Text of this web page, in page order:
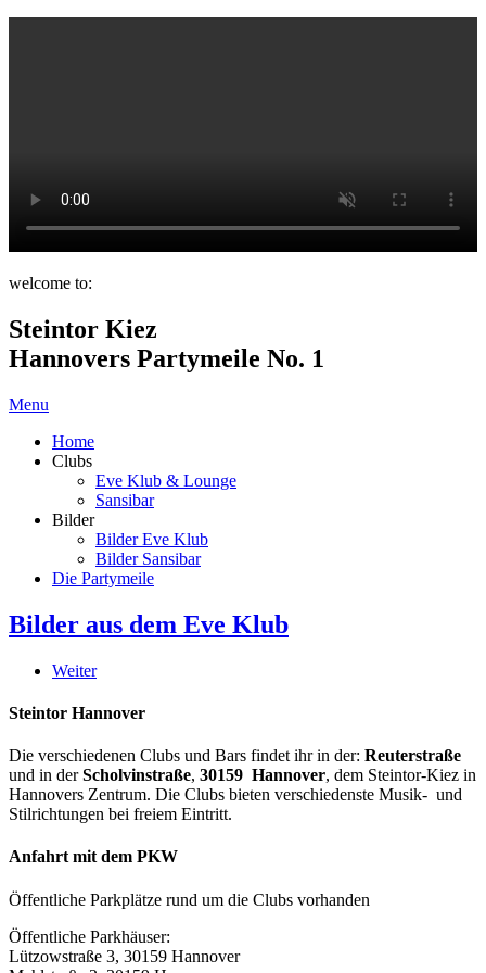
welcome to:
Steintor Kiez
Hannovers Partymeile No. 1
Menu
Home
Clubs
Eve Klub & Lounge
Sansibar
Bilder
Bilder Eve Klub
Bilder Sansibar
Die Partymeile
Bilder aus dem Eve Klub
Weiter
Steintor Hannover
Die verschiedenen Clubs und Bars findet ihr in der: Reuterstraße
und in derScholvinstraße, 30159 Hannover, dem Steintor-Kiez in
Hannovers Zentrum. Die Clubs bieten verschiedenste Musik- und
Stilrichtungen bei freiem Eintritt.
Anfahrt mit dem PKW
Öffentliche Parkplätze rund um die Clubs vorhanden
Öffentliche Parkhäuser:
Lützowstraße 3, 30159 Hannover